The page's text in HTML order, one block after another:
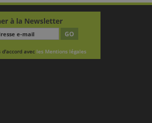
à la Newsletter
GO
d'accord avec les Mentions légales